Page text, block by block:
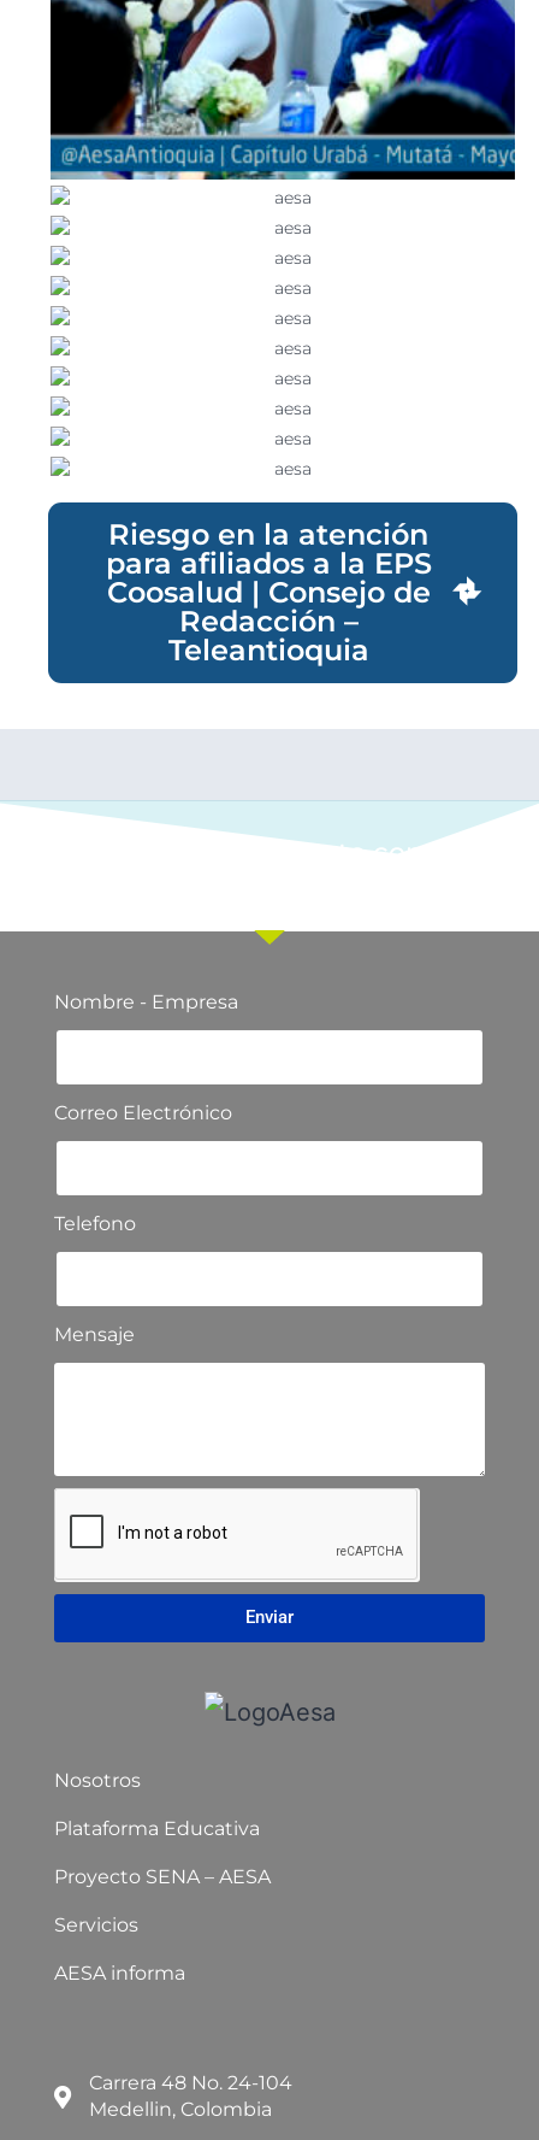
Riesgo en la atención
para afiliados a la EPS
Coosalud | Consejo de
Redacción –
Teleantioquia
Ponte en contacto con
Nombre - Empresa
Correo Electrónico
Telefono
Mensaje
Enviar
Nosotros
Plataforma Educativa
Proyecto SENA – AESA
Servicios
AESA informa
Carrera 48 No. 24-104
Medellin, Colombia